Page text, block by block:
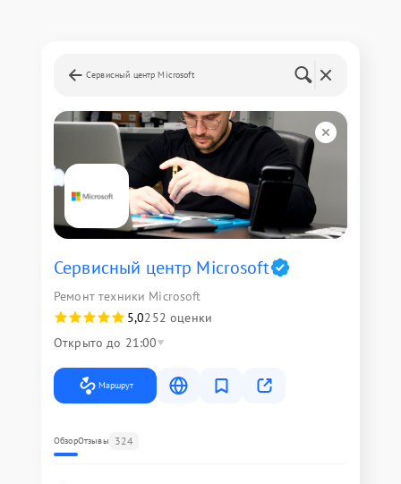
Сервисный центр Microsoft
Сервисный центр Microsoft
Ремонт техники Microsoft
5,0252 оценки
Открыто до 21:00
Маршрут
ОбзорОтзывы 324